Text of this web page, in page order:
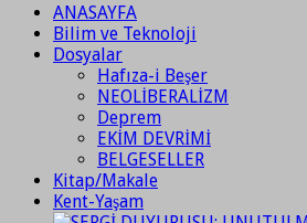
ANASAYFA
Bilim ve Teknoloji
Dosyalar
Hafıza-i Beşer
NEOLİBERALİZM
Deprem
EKİM DEVRİMİ
BELGESELLER
Kitap/Makale
Kent-Yaşam